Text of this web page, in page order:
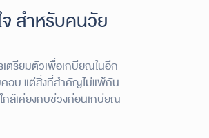
สำหรับคนวัย
เตรียมตัวเพื่อเกษียณในอีก
คอบ แต่สิ่งที่สำคัญไม่แพ้กัน
ล้เคียงกับช่วงก่อนเกษียณ